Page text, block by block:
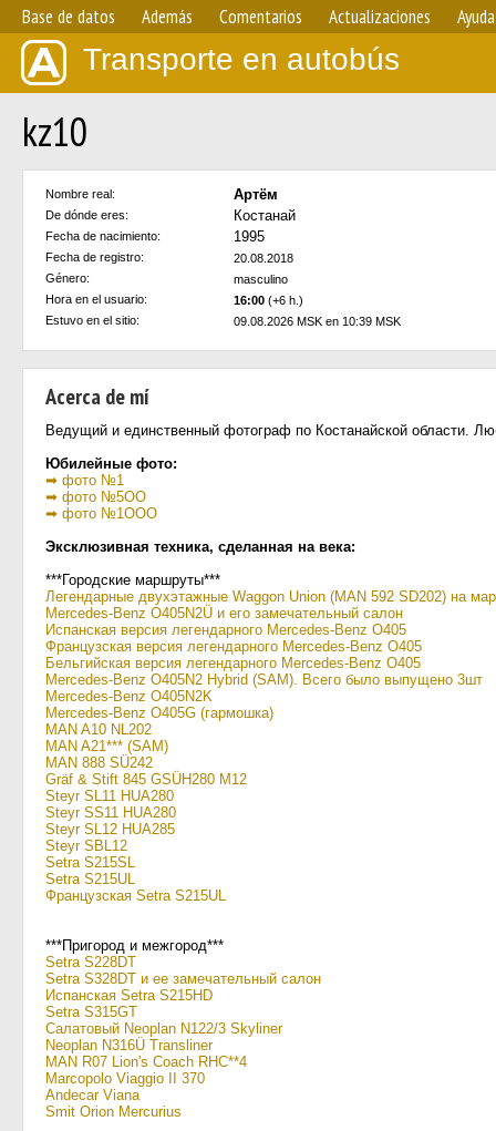
Base de datos Además Comentarios Actualizaciones Ayuda
Transporte en autobús
kz10
Nombre real: Артём
De dónde eres: Костанай
Fecha de nacimiento: 1995
Fecha de registro:
20.08.2018
Género:
masculino
Hora en el usuario:
16:00 (+6 h.)
Estuvo en el sitio:
09.08.2026 MSK en 10:39 MSK
Acerca de mí
Ведущий и единственный фотограф по Костанайской области.
Юбилейные фото:
➡ фото №1
➡ фото №5ОО
➡ фото №1ООО
Эксклюзивная техника, сделанная на века:
***Городские маршруты***
Легендарные двухэтажные Waggon Union (MAN 592 SD202) на
Mercedes-Benz O405N2Ü и его замечательный салон
Испанская версия легендарного Mercedes-Benz O405
Французская версия легендарного Mercedes-Benz O405
Бельгийская версия легендарного Mercedes-Benz O405
Mercedes-Benz O405N2 Hybrid (SAM). Всего было выпущено 3шт
Mercedes-Benz O405N2K
Mercedes-Benz O405G (гармошка)
MAN A10 NL202
MAN A21*** (SAM)
MAN 888 SÜ242
Gräf & Stift 845 GSÜH280 M12
Steyr SL11 HUA280
Steyr SS11 HUA280
Steyr SL12 HUA285
Steyr SBL12
Setra S215SL
Setra S215UL
Французская Setra S215UL
***Пригород и межгород***
Setra S228DT
Setra S328DT и ее замечательный салон
Испанская Setra S215HD
Setra S315GT
Салатовый Neoplan N122/3 Skyliner
Neoplan N316Ü Transliner
MAN R07 Lion's Coach RHC**4
Marcopolo Viaggio II 370
Andecar Viana
Smit Orion Mercurius